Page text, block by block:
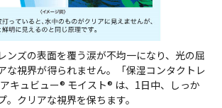
ンズの表面を覆う涙が不均一になり、光の屈
な視界が得られません。「保湿コンタクトレ
キュビュー® モイスト® は、1日中、しっか
。クリアな視界を保ちます。